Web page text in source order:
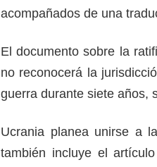
acompañados de una
El documento sobre la
no reconocerá la
guerra durante siete años,
Ucrania planea unirse a
también incluye el